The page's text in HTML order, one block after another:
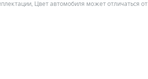
Цвет автомобиля может отличаться от